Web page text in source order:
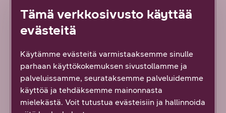
Tämä verkkosivusto käyttää
evästeitä
Käytämme evästeitä varmistaaksemme sinulle
parhaan käyttökokemuksen sivustollamme ja
palveluissamme, seurataksemme palveluidemme
käyttöä ja tehdäksemme mainonnasta
mielekästä. Voit tutustua evästeisiin ja hallinnoida